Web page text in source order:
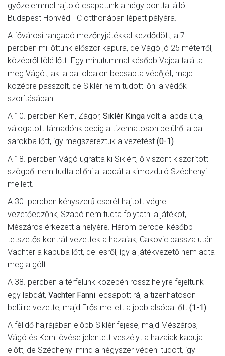
győzelemmel rajtoló csapatunk a négy ponttal álló
Budapest Honvéd FC otthonában lépett pályára.
A fővárosi rangadó mezőnyjátékkal kezdődött, a 7.
percben mi lőttünk először kapura, de Vágó jó 25 méterről,
középről fölé lőtt. Egy minutummal később Vajda találta
meg Vágót, aki a bal oldalon becsapta védőjét, majd
középre passzolt, de Siklér nem tudott lőni a védők
szorításában.
A 10. percben Kern, Zágor, Siklér Kinga volt a labda útja,
válogatott támadónk pedig a tizenhatoson belülről a bal
sarokba lőtt, így megszereztük a vezetést (0-1).
A 18. percben Vágó ugratta ki Siklért, ő viszont kiszorított
szögből nem tudta ellőni a labdát a kimozduló Széchenyi
mellett.
A 30. percben kényszerű cserét hajtott végre
vezetőedzőnk, Szabó nem tudta folytatni a játékot,
Mészáros érkezett a helyére. Három perccel később
tetszetős kontrát vezettek a hazaiak, Cakovic passza után
Vachter a kapuba lőtt, de lesről, így a játékvezető nem adta
meg a gólt.
A 38. percben a térfelünk közepén rossz helyre fejeltünk
egy labdát, Vachter Fanni lecsapott rá, a tizenhatoson
belülre vezette, majd Erős mellett a jobb alsóba lőtt (1-1).
A félidő hajrájában előbb Siklér fejese, majd Mészáros,
Vágó és Kern lövése jelentett veszélyt a hazaiak kapuja
előtt, de Széchenyi mind a négyszer védeni tudott, így